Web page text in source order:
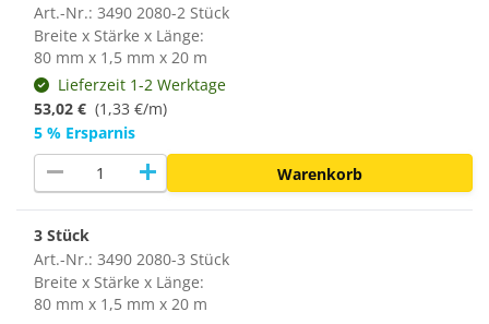
Art.-Nr.: 3490 2080-2 Stück
Breite x Stärke x Länge:
80 mm x 1,5 mm x 20 m
Lieferzeit 1-2 Werktage
53,02 € (1,33 €/m)
5 % Ersparnis
remove add Warenkorb
3 Stück
Art.-Nr.: 3490 2080-3 Stück
Breite x Stärke x Länge:
80 mm x 1,5 mm x 20 m